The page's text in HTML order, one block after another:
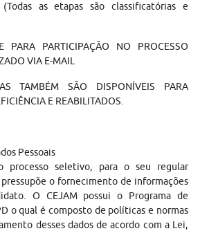
as etapas são classificatórias e
PARA PARTICIPAÇÃO NO PROCESSO
VIA E-MAIL
TAMBÉM SÃO DISPONÍVEIS PARA
E REABILITADOS.
Pessoais
processo seletivo, para o seu regular
o fornecimento de informações
O CEJAM possui o Programa de
o qual é composto de políticas e normas
desses dados de acordo com a Lei,